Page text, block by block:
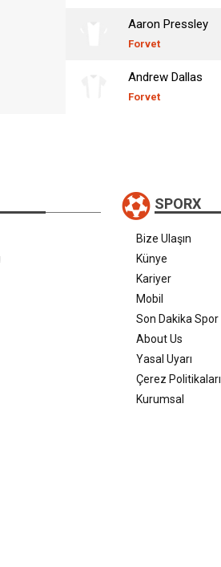
Aaron Pressley
Forvet
Andrew Dallas
Forvet
SPORX
Bize Ulaşın
Künye
Kariyer
Mobil
Son Dakika Spor
About Us
Yasal Uyarı
Çerez Politikaları
Kurumsal